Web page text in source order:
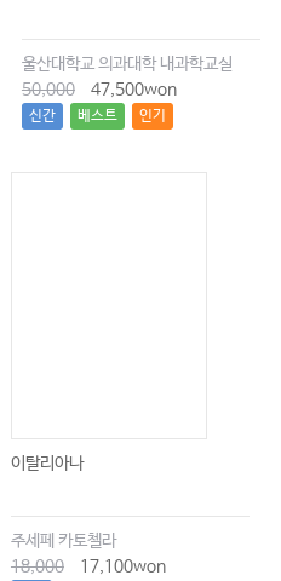
울산대학교 의과대학 내과학교실
50,000
47,500won
신간 베스트 인기
이탈리아나
주세페 카토첼라
18,000
17,100won